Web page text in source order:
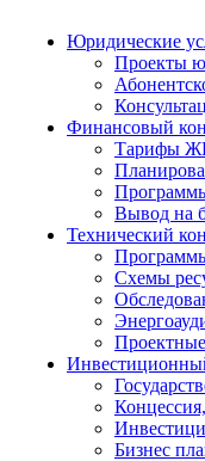
Юридические
Проекты
Финансовый
Тарифы
Вывод на
Технический
Схемы
Бизнес